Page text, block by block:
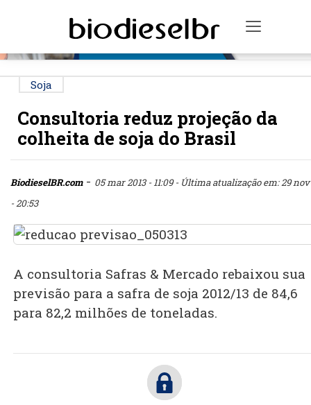
Toggle
Soja
Consultoria reduz projeção da
colheita de soja do Brasil
BiodieselBR.com- 05 mar 2013 - 11:09- Última atualização em: 29 nov
- 20:53
A consultoria Safras & Mercado rebaixou sua
previsão para a safra de soja 2012/13 de 84,6
para 82,2 milhões de toneladas.